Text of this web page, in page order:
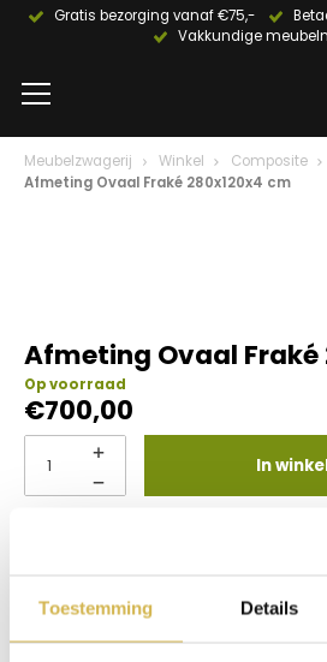
Toestemming Details
Gratis bezorging vanaf €75,-
Vakkundige
Meubelzwagerij Winkel
Composite
Afmeting Ovaal Fraké 280x120x4 cm
Afmeting Ovaal Fraké
Op voorraad
€700,00
In
Info aanvragen /
Op verlanglijstje